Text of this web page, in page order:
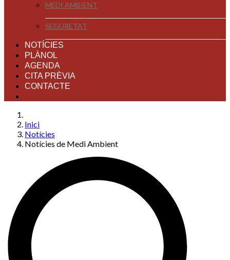
MEDI AMBIENT
SEGURETAT
NOTÍCIES
PLÀNOL
AGENDA
CITA PRÈVIA
CONTACTE
Inici
Notícies
Notícies de Medi Ambient